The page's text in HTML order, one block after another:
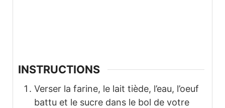
INSTRUCTIONS
Verser la farine, le lait tiède, l’eau, l’oeuf
battu et le sucre dans le bol de votre